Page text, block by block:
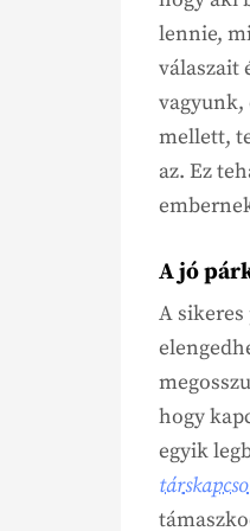
lennie,
válaszait
vagyunk,
mellett,
az. Ez
A jó
A
hogy
egyik